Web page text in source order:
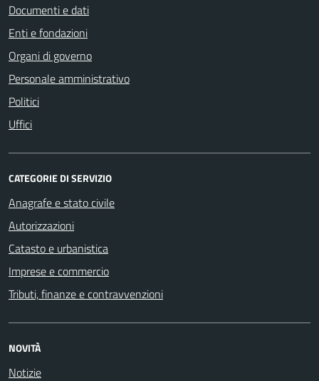
Documenti e dati
Enti e fondazioni
Organi di governo
Personale amministrativo
Politici
Uffici
CATEGORIE DI SERVIZIO
Anagrafe e stato civile
Autorizzazioni
Catasto e urbanistica
Imprese e commercio
Tributi, finanze e contravvenzioni
NOVITÀ
Notizie